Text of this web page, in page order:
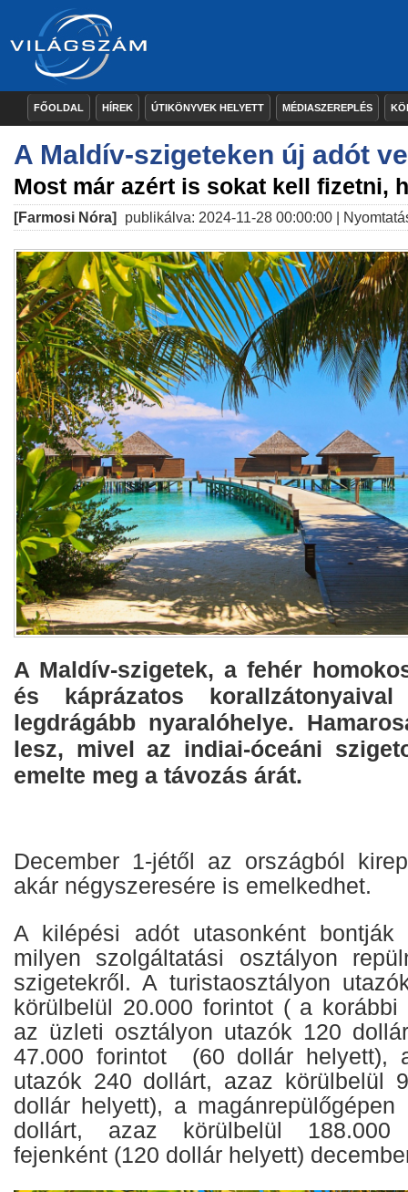
FŐOLDAL HÍREK ÚTIKÖNYVEK HELYETT MÉDIASZEREPLÉS
A Maldív-szigeteken új adót
Most már azért is sokat kell fizetni,
[Farmosi Nóra] publikálva: 2024-11-28 00:00:00 |
A Maldív-szigetek, a fehér
és káprázatos
legdrágább nyaralóhelye.
lesz, mivel az indiai-óceáni
emelte meg a távozás árát.
December 1-jétől az országból
akár négyszeresére is emelkedhet.
A kilépési adót utasonként
milyen szolgáltatási osztályon
szigetekről. A turistaosztályon
körülbelül 20.000 forintot ( a
az üzleti osztályon utazók 120
47.000 forintot (60 dollár helyett),
utazók 240 dollárt, azaz körülbelül
dollár helyett), a
dollárt, azaz körülbelül 188.000
fejenként (120 dollár helyett)